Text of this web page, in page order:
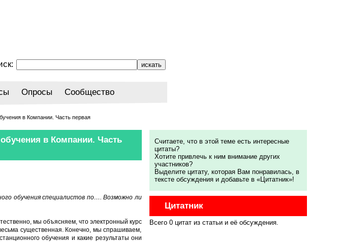
Опросы Сообщество
в Компании. Часть первая
в Компании. Часть
обучения специалистов по…. Возможно ли
мы объясняем, что электронный курс
существенная. Конечно, мы спрашиваем,
обучения и какие результаты они
Считаете, что в этой теме есть интересные
цитаты?
Хотите привлечь к ним внимание других
участников?
Выделите цитату, которая Вам понравилась, в
тексте обсуждения и добавьте в «Цитатник»!
Цитатник
Всего 0 цитат из статьи и её обсуждения.